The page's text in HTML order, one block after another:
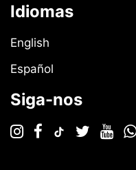
Idiomas
English
Español
Siga-nos